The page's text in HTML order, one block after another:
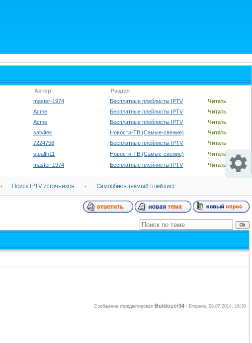
Автор Раздел
master-1974 Бесплатные плейлисты IPTV Читать
Acme Бесплатные плейлисты IPTV Читать
Acme Бесплатные плейлисты IPTV Читать
satvitek Новости-ТВ (Самые-свежие) Читать
7224758 Бесплатные плейлисты IPTV Читать
stealth11 Новости-ТВ (Самые-свежие) Читать
master-1974 Бесплатные плейлисты IPTV Читать
· Поиск IPTV источников · Самообновляемый плейлист
Сообщение отредактировал Buldozer34 - Вторник, 08.07.2014, 16:30